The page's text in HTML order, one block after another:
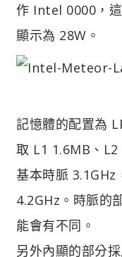
作 Intel 0000，
顯示為 28W。
記憶體的配置為
取 L1 1.6MB、
基本時脈
4.2GHz。時脈的
能會有不同。
另外內顯的部分